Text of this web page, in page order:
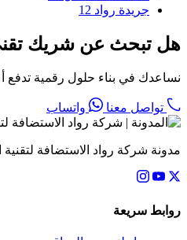
جريدة رواد 12
هل تبحث عن شريك
نساعدك في بناء حلول رقمية تدفع
تواصل معنا واتساب
مدونة شركة رواد الاستضافة
روابط سريعة